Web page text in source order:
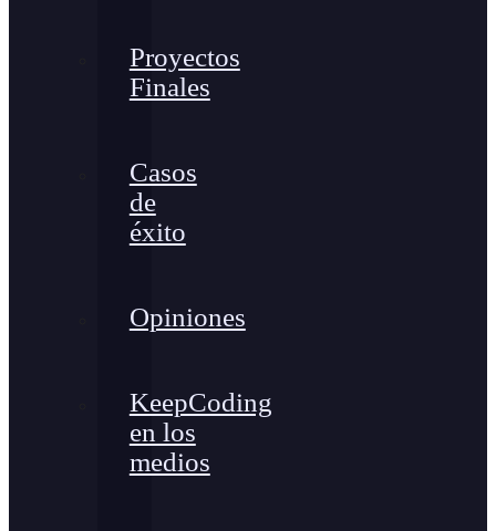
Proyectos
Finales
Casos
de
éxito
Opiniones
KeepCoding
en los
medios